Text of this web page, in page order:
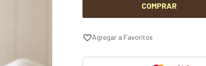
COMPRAR